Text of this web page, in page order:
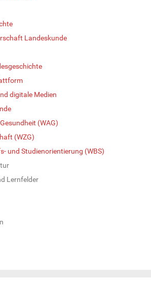
Landeskunde
digitale Medien
(WAG)
(WZG)
und Studienorientierung (WBS)
Lernfelder